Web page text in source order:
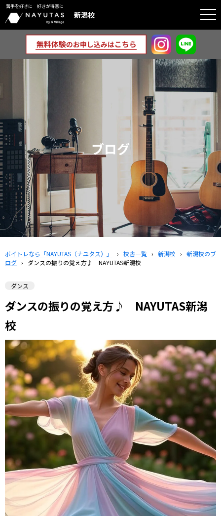
苦手を好きに 好きが得意に
新潟校
ブログ
ボイトレなら「NAYUTAS（ナユタス）」 › 校舎一覧 › 新潟校 › 新潟校のブ
ログ › ダンスの振りの覚え方♪ NAYUTAS新潟校
ダンス
ダンスの振りの覚え方♪ NAYUTAS新潟
校